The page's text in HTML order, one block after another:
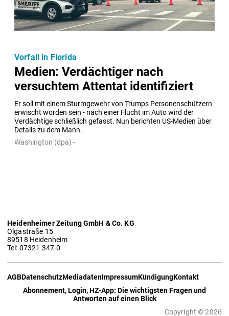
Medien: Verdächtiger nach
versuchtem Attentat identifiziert
Er soll mit einem Sturmgewehr von Trumps Personenschützern
erwischt worden sein - nach einer Flucht im Auto wird der
Verdächtige schließlich gefasst. Nun berichten US-Medien über
Details zu dem Mann.
Vorfall in Florida
Washington (dpa) -
Heidenheimer Zeitung GmbH & Co. KG
Olgastraße 15
89518 Heidenheim
Tel: 07321 347-0
AGBDatenschutzMediadatenImpressumKündigungKontakt
Abonnement, Login, HZ-App: Die wichtigsten Fragen und
Antworten auf einen Blick
Copyright © 2026